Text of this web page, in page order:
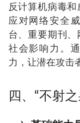
反计算机病毒
应对网络安全
台、重要期刊
社会影响力。
力，让潜在攻击
四、“不射